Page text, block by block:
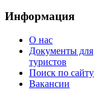
Информация
О нас
Документы для
туристов
Поиск по сайту
Вакансии